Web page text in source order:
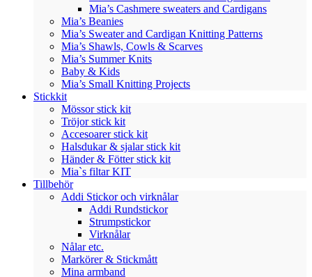
Mia’s Cashmere sweaters and Cardigans
Mia’s Beanies
Mia’s Sweater and Cardigan Knitting Patterns
Mia’s Shawls, Cowls & Scarves
Mia’s Summer Knits
Baby & Kids
Mia’s Small Knitting Projects
Stickkit
Mössor stick kit
Tröjor stick kit
Accesoarer stick kit
Halsdukar & sjalar stick kit
Händer & Fötter stick kit
Mia`s filtar KIT
Tillbehör
Addi Stickor och virknålar
Addi Rundstickor
Strumpstickor
Virknålar
Nålar etc.
Markörer & Stickmått
Mina armband